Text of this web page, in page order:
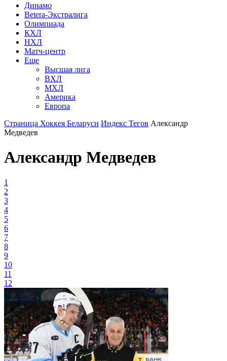
Динамо
Betera-Экстралига
Олимпиада
КХЛ
НХЛ
Матч-центр
Еще
Высшая лига
ВХЛ
МХЛ
Америка
Европа
Страница Хоккея Беларуси Индекс Тегов Александр
Медведев
Александр Медведев
1
2
3
4
5
6
7
8
9
10
11
12